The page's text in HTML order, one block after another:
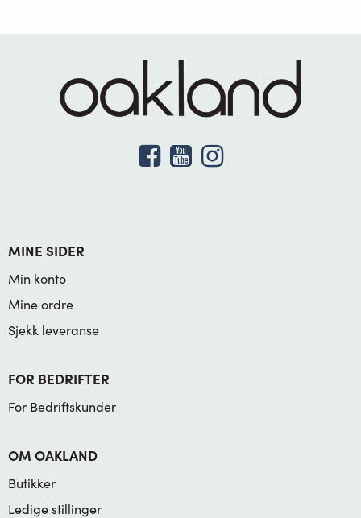
MINE SIDER
Min konto
Mine ordre
Sjekk leveranse
FOR BEDRIFTER
For Bedriftskunder
OM OAKLAND
Butikker
Ledige stillinger